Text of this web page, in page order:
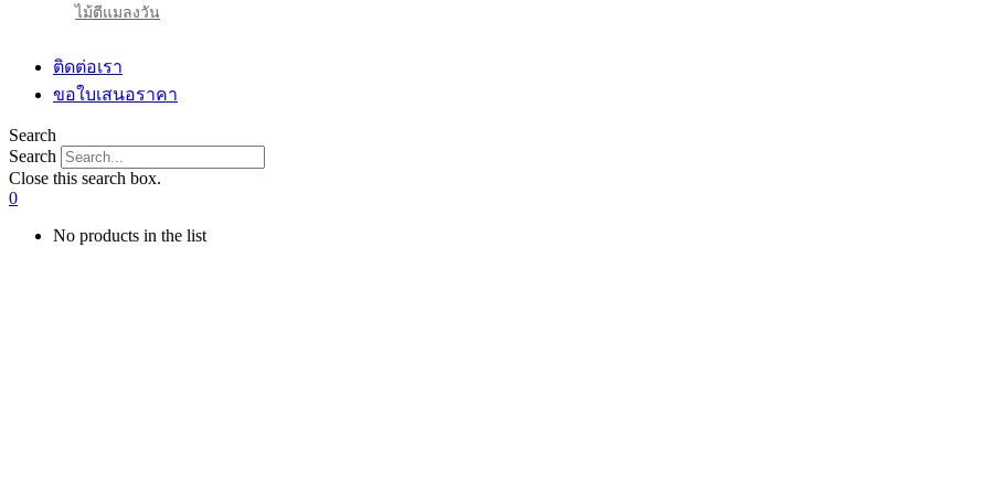
ไม้ตีแมลงวัน
ติดต่อเรา
ขอใบเสนอราคา
Search
Search
Close this search box.
0
No products in the list